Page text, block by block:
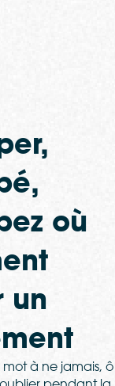
où
un
mot à ne jamais, ô